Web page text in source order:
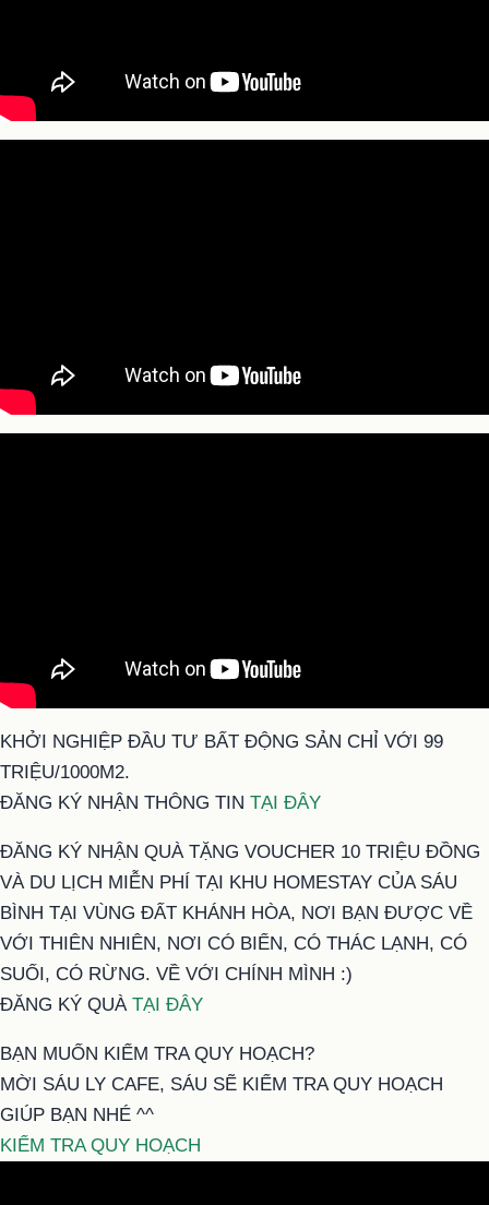
KHỞI NGHIỆP ĐẦU TƯ BẤT ĐỘNG SẢN CHỈ VỚI 99
TRIỆU/1000M2.
ĐĂNG KÝ NHẬN THÔNG TIN TẠI ĐÂY
ĐĂNG KÝ NHẬN QUÀ TẶNG VOUCHER 10 TRIỆU ĐỒNG
VÀ DU LỊCH MIỄN PHÍ TẠI KHU HOMESTAY CỦA SÁU
BÌNH TẠI VÙNG ĐẤT KHÁNH HÒA, NƠI BẠN ĐƯỢC VỀ
VỚI THIÊN NHIÊN, NƠI CÓ BIỂN, CÓ THÁC LẠNH, CÓ
SUỐI, CÓ RỪNG. VỀ VỚI CHÍNH MÌNH :)
ĐĂNG KÝ QUÀ TẠI ĐÂY
BẠN MUỐN KIỂM TRA QUY HOẠCH?
MỜI SÁU LY CAFE, SÁU SẼ KIỂM TRA QUY HOẠCH
GIÚP BẠN NHÉ ^^
KIỂM TRA QUY HOẠCH